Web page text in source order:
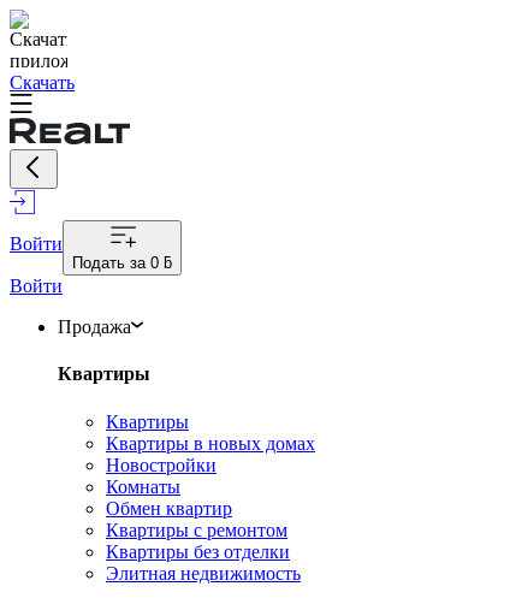
Скачать
Войти
Подать за 0 ƃ
Войти
Продажа
Квартиры
Квартиры
Квартиры в новых домах
Новостройки
Комнаты
Обмен квартир
Квартиры с ремонтом
Квартиры без отделки
Элитная недвижимость